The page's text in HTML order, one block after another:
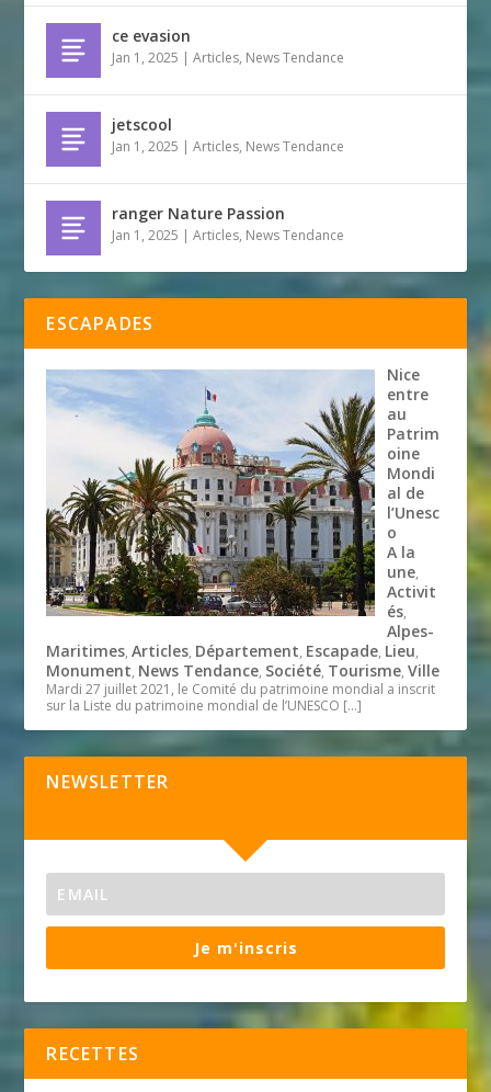
ce evasion
Jan 1, 2025 |Articles, News Tendance
jetscool
Jan 1, 2025 |Articles, News Tendance
ranger Nature Passion
Jan 1, 2025 |Articles, News Tendance
ESCAPADES
Nice
entre
au
Patrim
oine
Mondi
al de
l’Unesc
o
A la
une,
Activit
és,
Alpes-
Maritimes,Articles, Département, Escapade, Lieu,
Monument, News Tendance, Société, Tourisme,Ville
Mardi 27 juillet 2021, le Comité du patrimoine mondial a inscrit
sur la Liste du patrimoine mondial de l’UNESCO […]
NEWSLETTER
Je m'inscris
RECETTES